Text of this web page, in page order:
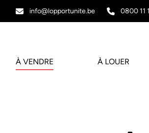
info@lopportunite.be 0800 11
À VENDRE À LOUER